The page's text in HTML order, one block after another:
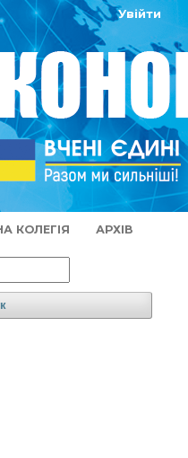
КОЛЕГІЯ АРХІВ
Увійти